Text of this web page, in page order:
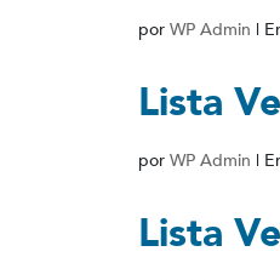
por WP Admin |
Lista
por WP Admin |
Lista